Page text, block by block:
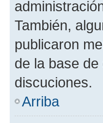
También,
publicaron
de la base
discuciones.
Arriba